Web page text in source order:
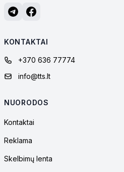
KONTAKTAI
+370 636 77774
info@tts.lt
NUORODOS
Kontaktai
Reklama
Skelbimų lenta